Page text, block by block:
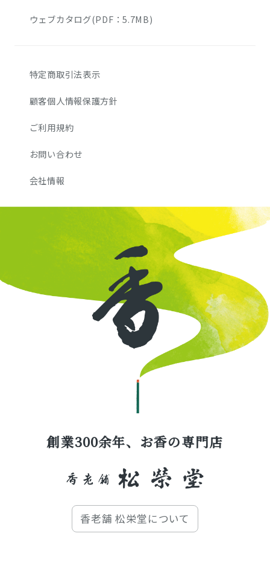
ウェブカタログ(PDF：5.7MB)
特定商取引法表示
顧客個人情報保護方針
ご利用規約
お問い合わせ
会社情報
創業300余年、お香の専門店
香老舗 松栄堂について